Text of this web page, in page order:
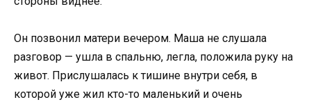
Он позвонил матери вечером. Маша не слушала
разговор — ушла в спальню, легла, положила руку на
живот. Прислушалась к тишине внутри себя, в
которой уже жил кто-то маленький и очень